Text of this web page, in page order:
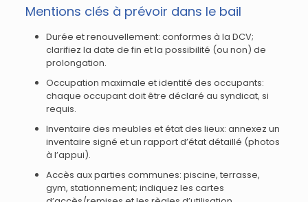
Mentions clés à prévoir dans le bail
Durée et renouvellement: conformes à la DCV;
clarifiez la date de fin et la possibilité (ou non) de
prolongation.
Occupation maximale et identité des occupants:
chaque occupant doit être déclaré au syndicat, si
requis.
Inventaire des meubles et état des lieux: annexez un
inventaire signé et un rapport d’état détaillé (photos
à l’appui).
Accès aux parties communes: piscine, terrasse,
gym, stationnement; indiquez les cartes